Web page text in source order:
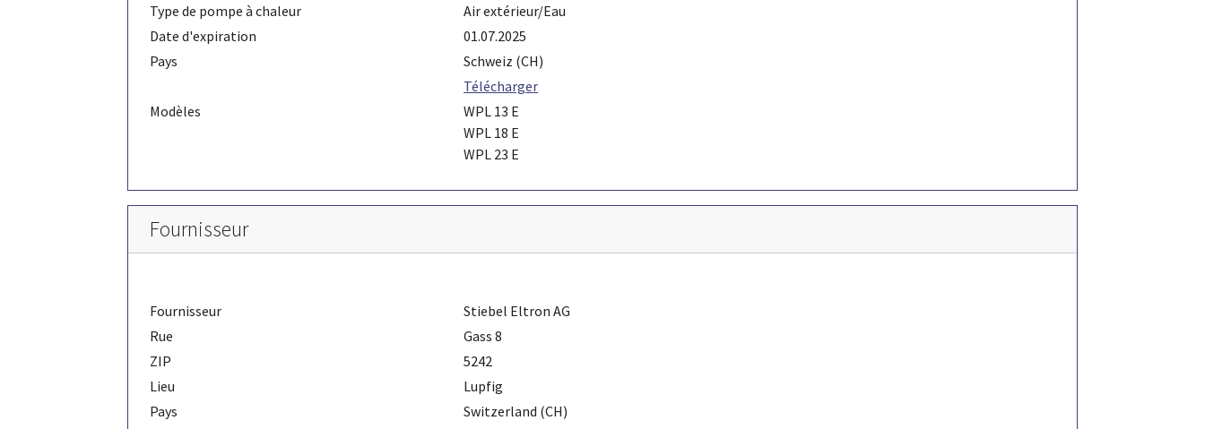
Type de pompe à chaleur
Air extérieur/Eau
Date d'expiration
01.07.2025
Pays
Schweiz (CH)
Télécharger
Modèles
WPL 13 E
WPL 18 E
WPL 23 E
Fournisseur
Fournisseur
Stiebel Eltron AG
Rue
Gass 8
ZIP
5242
Lieu
Lupfig
Pays
Switzerland (CH)